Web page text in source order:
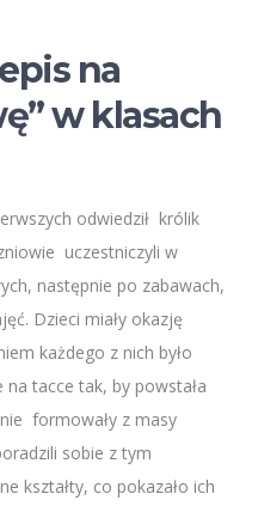
na
w klasach
odwiedził królik
uczestniczyli w
następnie po zabawach,
Dzieci miały okazję
każdego z nich było
na tacce tak, by powstała
formowały z masy
sobie z tym
kształty, co pokazało ich